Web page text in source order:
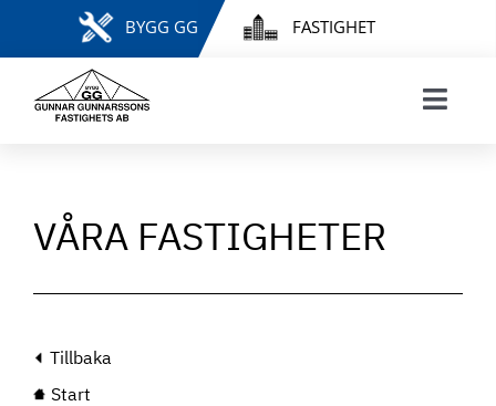
innehållet
BYGG GG FASTIGHET
HYRESGÄSTINFORMATION
LEDIGA LÄGENHETER
VÅRA FASTIGHETER
Tillbaka
Start